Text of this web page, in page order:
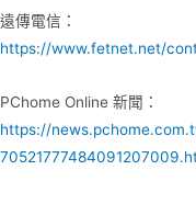
遠傳電信：
https://www.fetnet.net/
PChome Online 新聞：
https://